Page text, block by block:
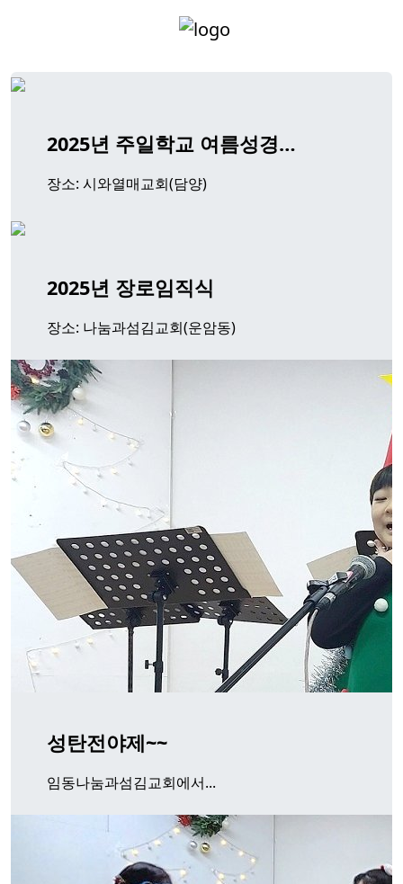
2025년 주일학교 여름성경…
장소: 시와열매교회(담양)
2025년 장로임직식
장소: 나눔과섬김교회(운암동)
성탄전야제~~
임동나눔과섬김교회에서...